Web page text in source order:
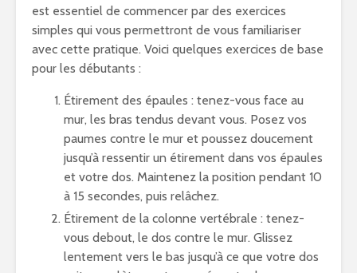
est essentiel de commencer par des exercices
simples qui vous permettront de vous familiariser
avec cette pratique. Voici quelques exercices de base
pour les débutants :
Étirement des épaules : tenez-vous face au
mur, les bras tendus devant vous. Posez vos
paumes contre le mur et poussez doucement
jusqu’à ressentir un étirement dans vos épaules
et votre dos. Maintenez la position pendant 10
à 15 secondes, puis relâchez.
Étirement de la colonne vertébrale : tenez-
vous debout, le dos contre le mur. Glissez
lentement vers le bas jusqu’à ce que votre dos